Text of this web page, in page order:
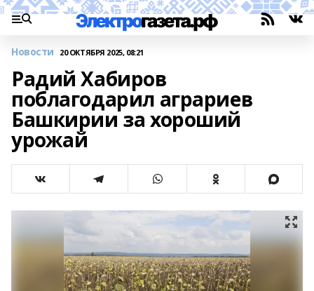
Новости 20 ОКТЯБРЯ 2025, 08:21
Радий Хабиров
поблагодарил аграриев
Башкирии за хороший
урожай